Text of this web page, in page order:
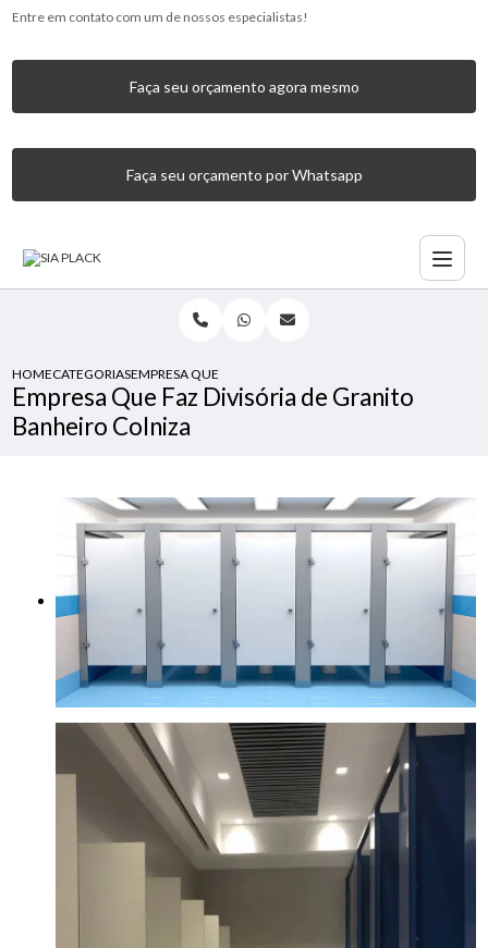
Entre em contato com um de nossos especialistas!
Faça seu orçamento agora mesmo
Faça seu orçamento por Whatsapp
HOMECATEGORIASEMPRESA QUE FAZ DIVISÓRIA DE GRANITO BANHEIRO
Empresa Que Faz Divisória de Granito
Banheiro Colniza